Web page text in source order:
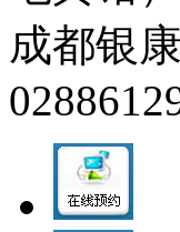
成都银